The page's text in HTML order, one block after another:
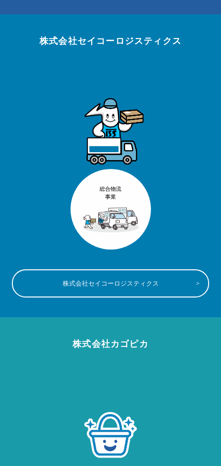
株式会社セイコーロジスティクス
総合物流
事業
株式会社セイコーロジスティクス
株式会社カゴピカ